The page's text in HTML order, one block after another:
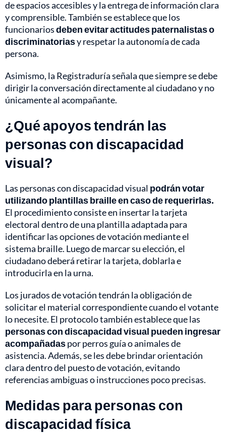
de espacios accesibles y la entrega de información clara
y comprensible. También se establece que los
funcionariosdeben evitar actitudes paternalistas o
discriminatoriasy respetar la autonomía de cada
persona.
Asimismo, la Registraduría señala que siempre se debe
dirigir la conversación directamente al ciudadano y no
únicamente al acompañante.
¿Qué apoyos tendrán las
personas con discapacidad
visual?
Las personas con discapacidad visual podrán votar
utilizando plantillas braille en caso de requerirlas.
El procedimiento consiste en insertar la tarjeta
electoral dentro de una plantilla adaptada para
identificar las opciones de votación mediante el
sistema braille. Luego de marcar su elección, el
ciudadano deberá retirar la tarjeta, doblarla e
introducirla en la urna.
Los jurados de votación tendrán la obligación de
solicitar el material correspondiente cuando el votante
lo necesite. El protocolo también establece que las
personas con discapacidad visual pueden ingresar
acompañadaspor perros guía o animales de
asistencia. Además, se les debe brindar orientación
clara dentro del puesto de votación, evitando
referencias ambiguas o instrucciones poco precisas.
Medidas para personas con
discapacidad física